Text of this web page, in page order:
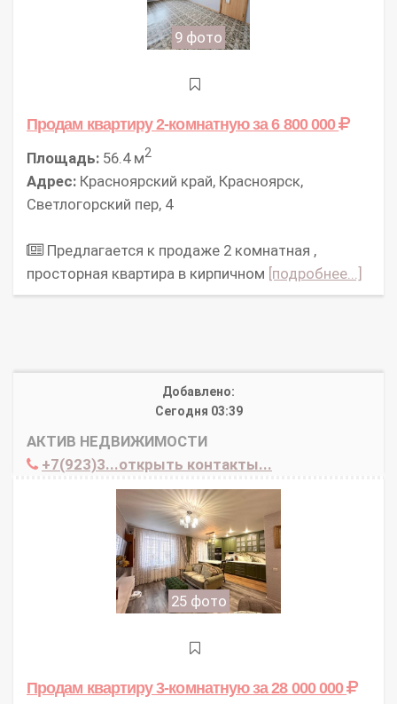
9 фото
Продам квартиру 2-комнатнуюза 6 800 000
Площадь: 56.4 м2
Адрес: Красноярский край, Красноярск,
Светлогорский пер, 4
Предлагается к продаже 2 комнатная ,
просторная квартира в кирпичном [подробнее...]
Добавлено:
Сегодня 03:39
АКТИВ НЕДВИЖИМОСТИ
+7(923)3...открыть контакты...
25 фото
Продам квартиру 3-комнатнуюза 28 000 000